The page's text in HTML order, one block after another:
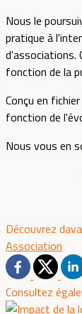
Nous le
pratique à
d'associations.
fonction de la
Conçu en
fonction de
Nous vous en
Découvrez
Association
Consultez